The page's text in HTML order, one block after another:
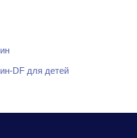
DF для детей